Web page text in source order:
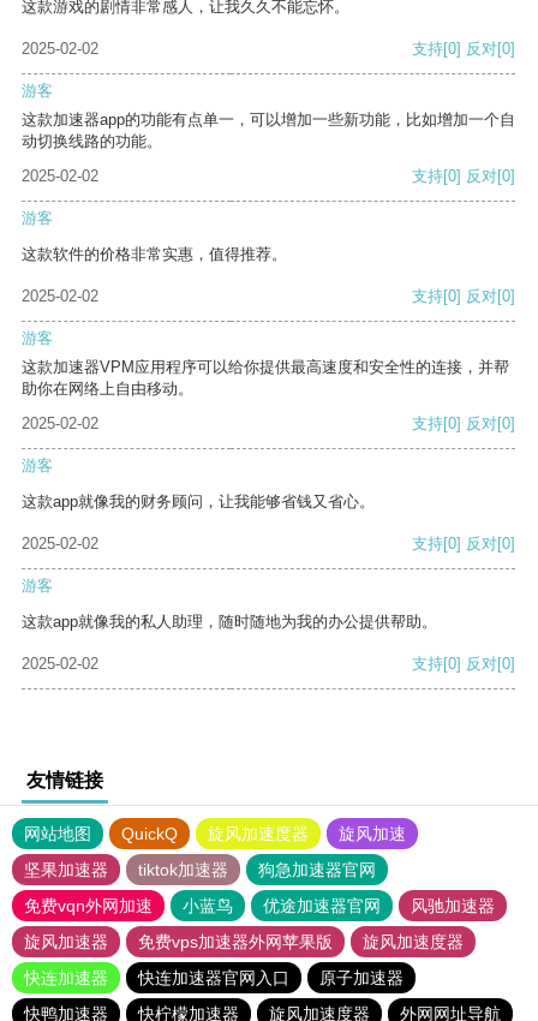
这款游戏的剧情非常感人，让我久久不能忘怀。
2025-02-02 支持[0] 反对[0]
游客
这款加速器app的功能有点单一，可以增加一些新功能，比如增加一个自
动切换线路的功能。
2025-02-02
支持[0] 反对[0]
游客
这款软件的价格非常实惠，值得推荐。
2025-02-02 支持[0] 反对[0]
游客
这款加速器VPM应用程序可以给你提供最高速度和安全性的连接，并帮
助你在网络上自由移动。
2025-02-02
支持[0] 反对[0]
游客
这款app就像我的财务顾问，让我能够省钱又省心。
2025-02-02 支持[0] 反对[0]
游客
这款app就像我的私人助理，随时随地为我的办公提供帮助。
2025-02-02 支持[0] 反对[0]
友情链接
网站地图 QuickQ 旋风加速度器
旋风加速
坚果加速器
tiktok加速器
狗急加速器官网
免费vqn外网加速
小蓝鸟 优途加速器官网
风驰加速器
旋风加速器
免费vps加速器外网苹果版
旋风加速度器
快连加速器
快连加速器官网入口
原子加速器
快鸭加速器
快柠檬加速器 旋风加速度器 外网网址导航